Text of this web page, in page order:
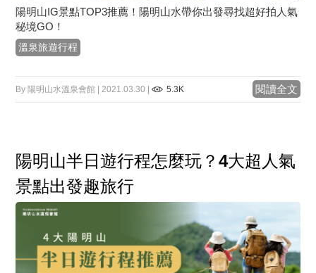
陽明山IG景點TOP3推薦！陽明山水帶你出發尋找超好拍人氣
秘境GO！
溫泉旅遊行程
By 陽明山水溫泉會館 | 2021.03.30 | 5.3K 閱讀全文
陽明山半日遊行程怎麼玩？4大超人氣
景點出發趣旅行